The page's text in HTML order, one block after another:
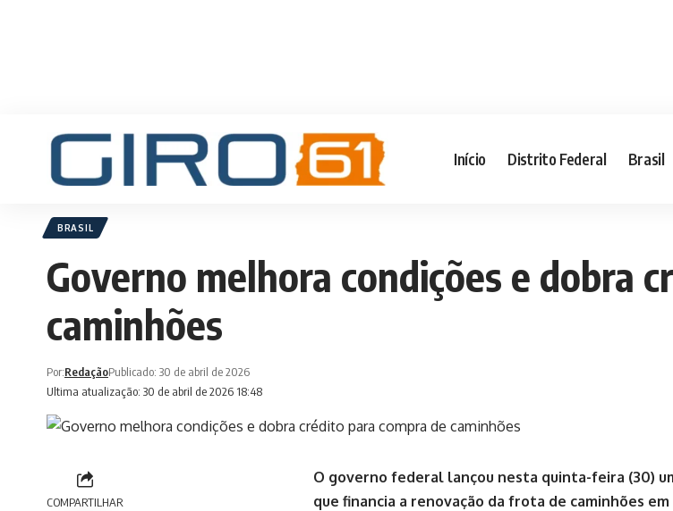
Início Distrito Federal Brasil
BRASIL
Governo melhora condições e dobra
caminhões
Ultima atualização: 30 de abril de 2026 18:48
Por:RedaçãoPublicado: 30 de abril de 2026
COMPARTILHAR
O governo federal lançou nesta quinta-feira (30)
que financia a renovação da frota de caminhões